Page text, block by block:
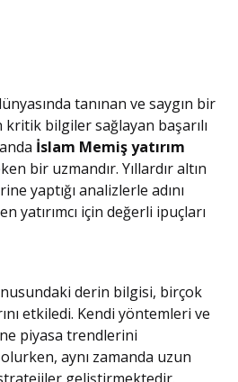
tanınan ve saygın bir
kritik bilgiler sağlayan başarılı
İslam Memiş yatırım
bir uzmandır. Yıllardır altın
yaptığı analizlerle adını
yatırımcı için değerli ipuçları
derin bilgisi, birçok
etkiledi. Kendi yöntemleri ve
piyasa trendlerini
olurken, aynı zamanda uzun